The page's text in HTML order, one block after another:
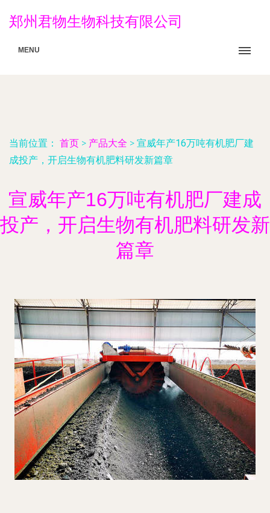
郑州君物生物科技有限公司
MENU
当前位置： 首页 > 产品大全 > 宣威年产16万吨有机肥厂建
成投产，开启生物有机肥料研发新篇章
宣威年产16万吨有机肥厂建成
投产，开启生物有机肥料研发新
篇章